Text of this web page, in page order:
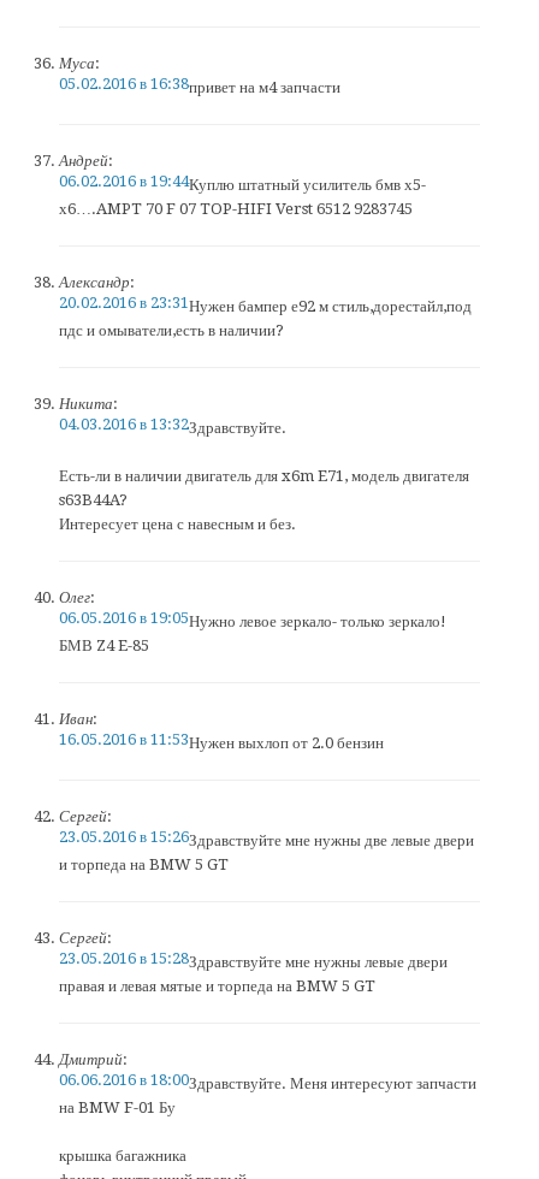
Муса:
05.02.2016 в 16:38привет на м4 запчасти
Андрей:
06.02.2016 в 19:44Куплю штатный усилитель бмв х5-
х6….AMPT 70 F 07 TOP-HIFI Verst 6512 9283745
Александр:
20.02.2016 в 23:31Нужен бампер е92 м стиль,дорестайл,под
пдс и омыватели,есть в наличии?
Никита:
04.03.2016 в 13:32Здравствуйте.
Есть-ли в наличии двигатель для x6m E71, модель двигателя
s63B44A?
Интересует цена с навесным и без.
Олег:
06.05.2016 в 19:05Нужно левое зеркало- только зеркало!
БМВ Z4 E-85
Иван:
16.05.2016 в 11:53Нужен выхлоп от 2.0 бензин
Сергей:
23.05.2016 в 15:26Здравствуйте мне нужны две левые двери
и торпеда на BMW 5 GT
Сергей:
23.05.2016 в 15:28Здравствуйте мне нужны левые двери
правая и левая мятые и торпеда на BMW 5 GT
Дмитрий:
06.06.2016 в 18:00Здравствуйте. Меня интересуют запчасти
на BMW F-01 Бу
крышка багажника